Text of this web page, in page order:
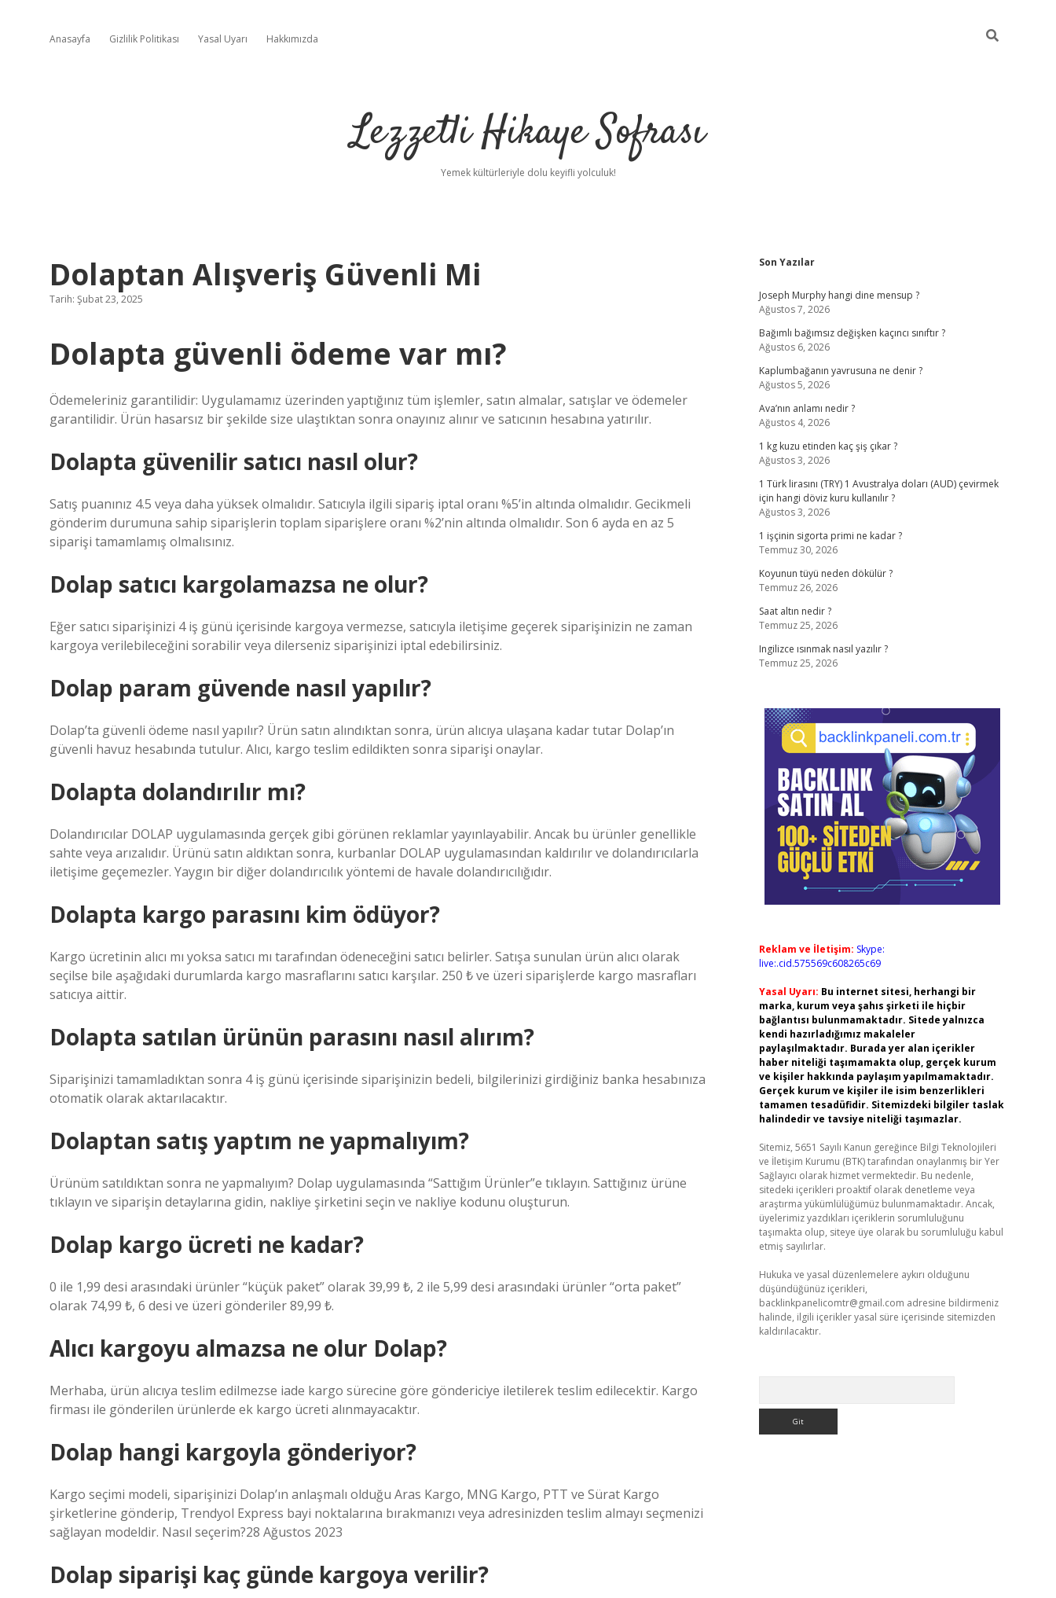
Anasayfa Gizlilik Politikası Yasal Uyarı Hakkımızda
Lezzetli Hikaye Sofrası
Yemek kültürleriyle dolu keyifli yolculuk!
Dolaptan Alışveriş Güvenli Mi
Tarih: Şubat 23, 2025
Dolapta güvenli ödeme var mı?
Ödemeleriniz garantilidir: Uygulamamız üzerinden yaptığınız tüm işlemler, satın almalar, satışlar ve ödemeler
garantilidir. Ürün hasarsız bir şekilde size ulaştıktan sonra onayınız alınır ve satıcının hesabına yatırılır.
Dolapta güvenilir satıcı nasıl olur?
Satış puanınız 4.5 veya daha yüksek olmalıdır. Satıcıyla ilgili sipariş iptal oranı %5’in altında olmalıdır. Gecikmeli
gönderim durumuna sahip siparişlerin toplam siparişlere oranı %2’nin altında olmalıdır. Son 6 ayda en az 5
siparişi tamamlamış olmalısınız.
Dolap satıcı kargolamazsa ne olur?
Eğer satıcı siparişinizi 4 iş günü içerisinde kargoya vermezse, satıcıyla iletişime geçerek siparişinizin ne zaman
kargoya verilebileceğini sorabilir veya dilerseniz siparişinizi iptal edebilirsiniz.
Dolap param güvende nasıl yapılır?
Dolap’ta güvenli ödeme nasıl yapılır? Ürün satın alındıktan sonra, ürün alıcıya ulaşana kadar tutar Dolap’ın
güvenli havuz hesabında tutulur. Alıcı, kargo teslim edildikten sonra siparişi onaylar.
Dolapta dolandırılır mı?
Dolandırıcılar DOLAP uygulamasında gerçek gibi görünen reklamlar yayınlayabilir. Ancak bu ürünler genellikle
sahte veya arızalıdır. Ürünü satın aldıktan sonra, kurbanlar DOLAP uygulamasından kaldırılır ve dolandırıcılarla
iletişime geçemezler. Yaygın bir diğer dolandırıcılık yöntemi de havale dolandırıcılığıdır.
Dolapta kargo parasını kim ödüyor?
Kargo ücretinin alıcı mı yoksa satıcı mı tarafından ödeneceğini satıcı belirler. Satışa sunulan ürün alıcı olarak
seçilse bile aşağıdaki durumlarda kargo masraflarını satıcı karşılar. 250 ₺ ve üzeri siparişlerde kargo masrafları
satıcıya aittir.
Dolapta satılan ürünün parasını nasıl alırım?
Siparişinizi tamamladıktan sonra 4 iş günü içerisinde siparişinizin bedeli, bilgilerinizi girdiğiniz banka hesabınıza
otomatik olarak aktarılacaktır.
Dolaptan satış yaptım ne yapmalıyım?
Ürünüm satıldıktan sonra ne yapmalıyım? Dolap uygulamasında “Sattığım Ürünler”e tıklayın. Sattığınız ürüne
tıklayın ve siparişin detaylarına gidin, nakliye şirketini seçin ve nakliye kodunu oluşturun.
Dolap kargo ücreti ne kadar?
0 ile 1,99 desi arasındaki ürünler “küçük paket” olarak 39,99 ₺, 2 ile 5,99 desi arasındaki ürünler “orta paket”
olarak 74,99 ₺, 6 desi ve üzeri gönderiler 89,99 ₺.
Alıcı kargoyu almazsa ne olur Dolap?
Merhaba, ürün alıcıya teslim edilmezse iade kargo sürecine göre göndericiye iletilerek teslim edilecektir. Kargo
firması ile gönderilen ürünlerde ek kargo ücreti alınmayacaktır.
Dolap hangi kargoyla gönderiyor?
Kargo seçimi modeli, siparişinizi Dolap’ın anlaşmalı olduğu Aras Kargo, MNG Kargo, PTT ve Sürat Kargo
şirketlerine gönderip, Trendyol Express bayi noktalarına bırakmanızı veya adresinizden teslim almayı seçmenizi
sağlayan modeldir. Nasıl seçerim?28 Ağustos 2023
Dolap siparişi kaç günde kargoya verilir?
Sidebar
Son Yazılar
Joseph Murphy hangi dine mensup ?
Ağustos 7, 2026
Bağımlı bağımsız değişken kaçıncı sınıftır ?
Ağustos 6, 2026
Kaplumbağanın yavrusuna ne denir ?
Ağustos 5, 2026
Ava’nın anlamı nedir ?
Ağustos 4, 2026
1 kg kuzu etinden kaç şiş çıkar ?
Ağustos 3, 2026
1 Türk lirasını (TRY) 1 Avustralya doları (AUD) çevirmek
için hangi döviz kuru kullanılır ?
Ağustos 3, 2026
1 işçinin sigorta primi ne kadar ?
Temmuz 30, 2026
Koyunun tüyü neden dökülür ?
Temmuz 26, 2026
Saat altın nedir ?
Temmuz 25, 2026
Ingilizce ısınmak nasıl yazılır ?
Temmuz 25, 2026
Reklam ve İletişim: Skype:
live:.cid.575569c608265c69
Yasal Uyarı: Bu internet sitesi, herhangi bir
marka, kurum veya şahıs şirketi ile hiçbir
bağlantısı bulunmamaktadır. Sitede yalnızca
kendi hazırladığımız makaleler
paylaşılmaktadır. Burada yer alan içerikler
haber niteliği taşımamakta olup, gerçek kurum
ve kişiler hakkında paylaşım yapılmamaktadır.
Gerçek kurum ve kişiler ile isim benzerlikleri
tamamen tesadüfidir. Sitemizdeki bilgiler taslak
halindedir ve tavsiye niteliği taşımazlar.
Sitemiz, 5651 Sayılı Kanun gereğince Bilgi Teknolojileri
ve İletişim Kurumu (BTK) tarafından onaylanmış bir Yer
Sağlayıcı olarak hizmet vermektedir. Bu nedenle,
sitedeki içerikleri proaktif olarak denetleme veya
araştırma yükümlülüğümüz bulunmamaktadır. Ancak,
üyelerimiz yazdıkları içeriklerin sorumluluğunu
taşımakta olup, siteye üye olarak bu sorumluluğu kabul
etmiş sayılırlar.
Hukuka ve yasal düzenlemelere aykırı olduğunu
düşündüğünüz içerikleri,
backlinkpanelicomtr@gmail.com adresine bildirmeniz
halinde, ilgili içerikler yasal süre içerisinde sitemizden
kaldırılacaktır.